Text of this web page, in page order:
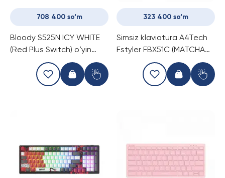
708 400 so‘m
Bloody S525N ICY WHITE
(Red Plus Switch) oʻyin
klaviaturasi
323 400 so‘m
Simsiz klaviatura A4Tech
Fstyler FBX51C (MATCHA